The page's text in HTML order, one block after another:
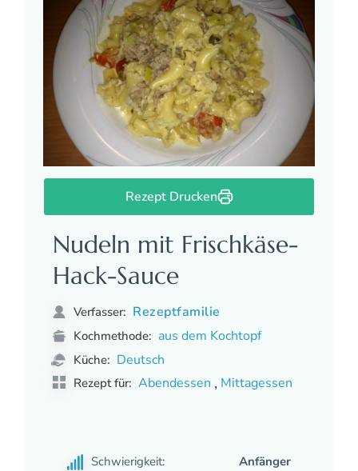
Rezept Drucken
Nudeln mit Frischkäse-
Hack-Sauce
Verfasser: Rezeptfamilie
Kochmethode: aus dem Kochtopf
Küche: Deutsch
Rezept für: Abendessen , Mittagessen
Schwierigkeit: Anfänger